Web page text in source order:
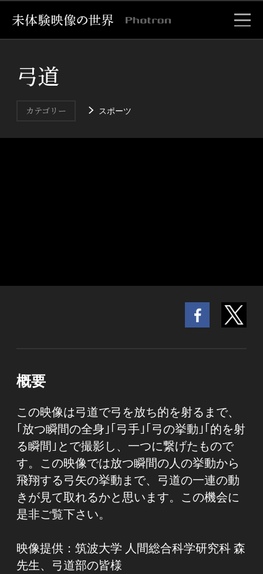
弓道
カテゴリー スポーツ
概要
この映像は弓道で弓を放ち的を射るまで、
｢放つ瞬間の全身｣｢弓手｣｢弓の挙動｣｢的を射
る瞬間｣とで撮影し、一つに繋げたもので
す。この映像では放つ瞬間の人の挙動から
飛翔する弓矢の挙動まで、弓道の一連の動
きが見て取れるかと思います。この機会に
是非ご覧下さい。
映像提供：筑波大学 人間総合科学研究科 森
先生、弓道部の皆様